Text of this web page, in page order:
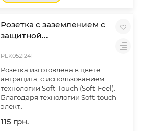
Розетка с заземлением с
защитной...
PLK0521241
Розетка изготовлена ​​в цвете
антрацита, с использованием
технологии Soft-Touch (Soft-Feel).
Благодаря технологии Soft-touch
элект..
115 грн.